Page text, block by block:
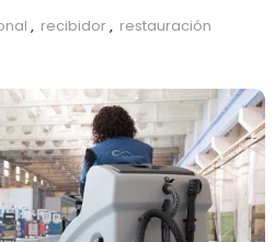
, recibidor, restauración